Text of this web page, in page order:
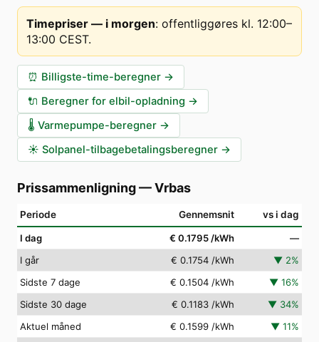
Timepriser — i morgen: offentliggøres kl. 12:00–
13:00 CEST.
⏰ Billigste-time-beregner →
🔌 Beregner for elbil-opladning →
🌡️ Varmepumpe-beregner →
☀️ Solpanel-tilbagebetalingsberegner →
Prissammenligning—Vrbas
Periode Gennemsnit vs i dag
I dag € 0.1795 /kWh
—
I går
€ 0.1754 /kWh ▼ 2%
Sidste 7 dage
€ 0.1504 /kWh ▼ 16%
Sidste 30 dage
€ 0.1183 /kWh ▼ 34%
Aktuel måned
€ 0.1599 /kWh ▼ 11%